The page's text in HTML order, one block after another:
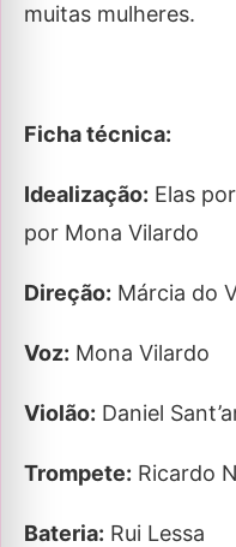
muitas mulheres.
Ficha técnica:
Idealização: Elas
por Mona Vilardo​
Direção: Márcia do
Voz: Mona Vilardo
Violão: Daniel
Trompete: Ricardo
Bateria: Rui Lessa